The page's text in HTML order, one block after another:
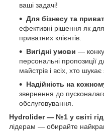
ваші задачі!
Для бізнесу та
ефективні рішення як
приватних клієнтів.
Вигідні умови —
персональні пропозиції
майстрів і всіх, хто шукає
Надійність на
звернення до
обслуговування.
Hydrolider — №1 у світі
лідерам — обирайте